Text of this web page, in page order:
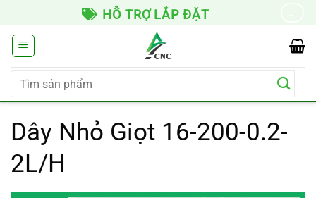
dung
HỖ TRỢ LẮP ĐẶT
Tìm
Dây Nhỏ Giọt 16-200-0.2-
2L/H